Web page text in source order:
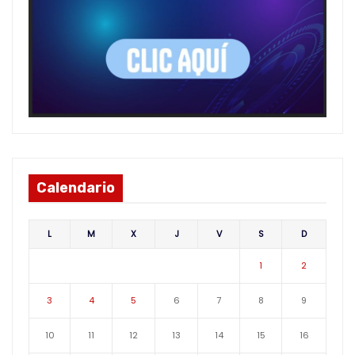
Calendario
L M X J V S D
1 2
3 4 5 6 7 8 9
10 11 12 13 14 15 16